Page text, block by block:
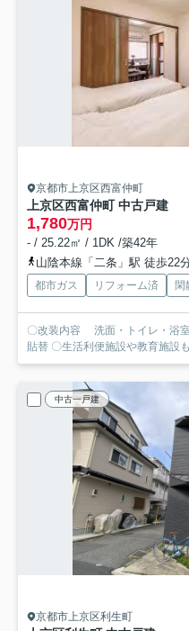
京都市上京区西富仲町
上京区西富仲町 中古戸建
1,780万円
- / 25.22㎡ / 1DK /築42年
山陰本線「二条」駅 徒歩22
都市ガス リフォーム済 閑
〇改装内容 洗面・トイレ・浴
貼替 〇生活利便施設や教育施設
中古一戸建
京都市上京区利生町